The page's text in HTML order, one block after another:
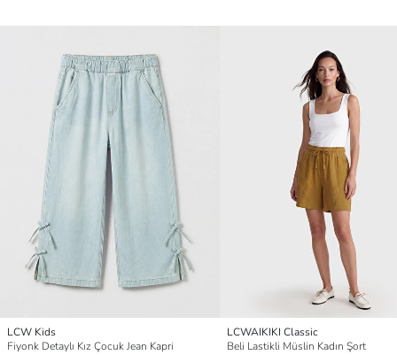
LCW Kids
Fiyonk Detaylı Kız Çocuk Jean Kapri
LCWAIKIKI Classic
Beli Lastikli Müslin Kadın Şort